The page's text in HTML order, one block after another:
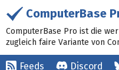
ComputerBase
ComputerBase Pro ist die
zugleich faire Variante von
Feeds Discord